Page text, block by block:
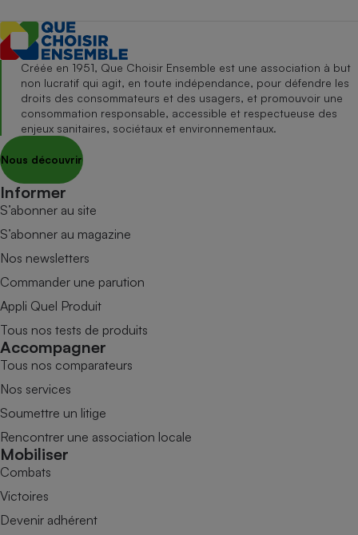
Créée en 1951, Que Choisir Ensemble est une association à but
non lucratif qui agit, en toute indépendance, pour défendre les
droits des consommateurs et des usagers, et promouvoir une
consommation responsable, accessible et respectueuse des
enjeux sanitaires, sociétaux et environnementaux.
Nous découvrir
Informer
S’abonner au site
S’abonner au magazine
Nos newsletters
Commander une parution
Appli Quel Produit
Tous nos tests de produits
Accompagner
Tous nos comparateurs
Nos services
Soumettre un litige
Rencontrer une association locale
Mobiliser
Combats
Victoires
Devenir adhérent